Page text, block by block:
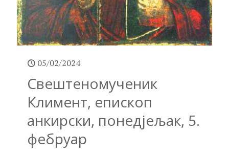
05/02/2024
Свештеномученик
Климент, епископ
анкирски, понедјељак, 5.
фебруар